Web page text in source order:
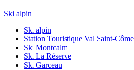
Ski alpin
Ski alpin
Station Touristique Val Saint-Côme
Ski Montcalm
Ski La Réserve
Ski Garceau